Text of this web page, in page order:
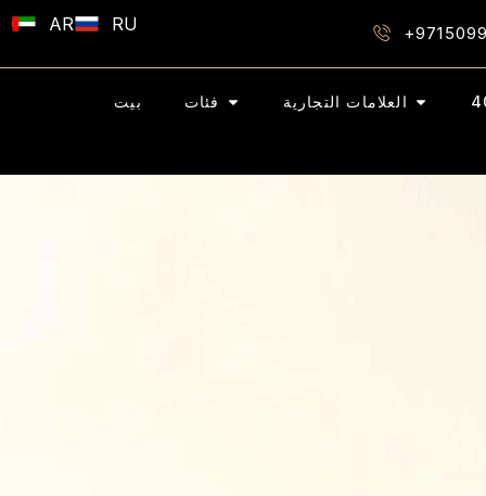
AR RU
بيت فئات العلامات التجارية